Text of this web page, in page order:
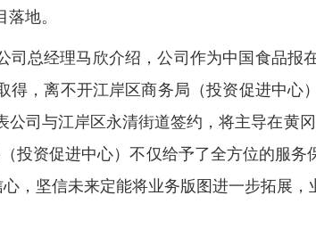
地。
司总经理马欣介绍，公司作为中国食品
得，离不开江岸区商务局（投资促进中
司与江岸区永清街道签约，将主导在黄
投资促进中心）不仅给予了全方位的服
心，坚信未来定能将业务版图进一步拓展